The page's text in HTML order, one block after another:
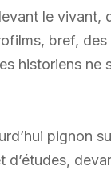
le vivant,
bref,
historiens ne
pignon